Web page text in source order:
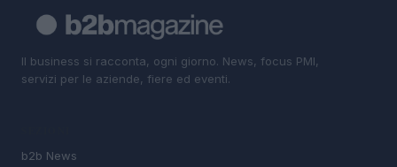
Il business si racconta, ogni giorno. News, focus PMI,
servizi per le aziende, fiere ed eventi.
b2b News